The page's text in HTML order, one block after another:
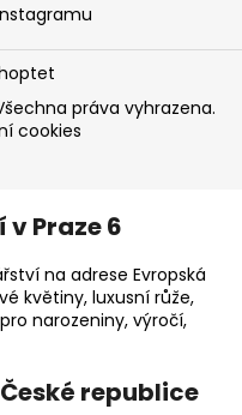
práva vyhrazena.
cookies
Praze 6
na adrese Evropská
květiny, luxusní růže,
narozeniny, výročí,
republice